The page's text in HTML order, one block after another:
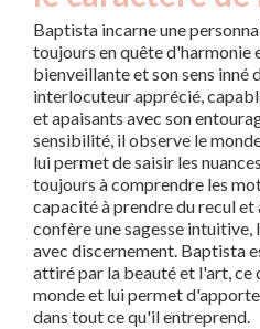
Baptista incarne une
toujours en quête d'harmonie
bienveillante et son sens inné
interlocuteur apprécié,
et apaisants avec son
sensibilité, il observe le
lui permet de saisir les
toujours à comprendre les
capacité à prendre du recul
confère une sagesse
avec discernement. Baptista
attiré par la beauté et l'art, ce
monde et lui permet
dans tout ce qu'il entreprend.